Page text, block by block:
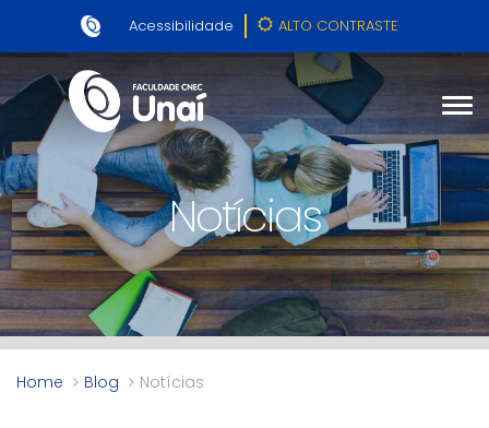
Acessibilidade ALTO CONTRASTE
Notícias
Home Blog Notícias